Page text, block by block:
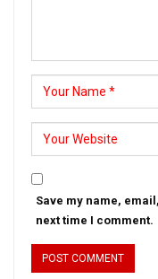
Save my name,
next time I comment.